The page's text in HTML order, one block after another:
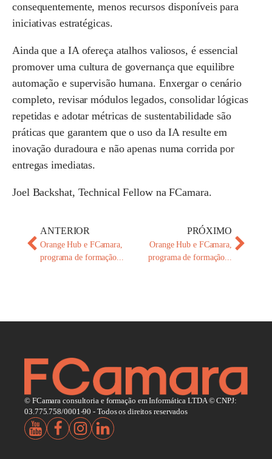
consequentemente, menos recursos disponíveis para
iniciativas estratégicas.
Ainda que a IA ofereça atalhos valiosos, é essencial
promover uma cultura de governança que equilibre
automação e supervisão humana. Enxergar o cenário
completo, revisar módulos legados, consolidar lógicas
repetidas e adotar métricas de sustentabilidade são
práticas que garantem que o uso da IA resulte em
inovação duradoura e não apenas numa corrida por
entregas imediatas.
Joel Backshat, Technical Fellow na FCamara.
ANTERIOR
Orange Hub e FCamara,
programa de formação...
PRÓXIMO
Orange Hub e FCamara,
programa de formação...
© FCamara consultoria e formação em Informática LTDA © CNPJ:
03.775.758/0001-90 - Todos os direitos reservados